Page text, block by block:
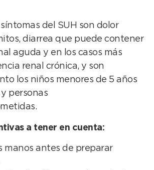
del SUH son dolor
diarrea que puede contener
aguda y en los casos más
renal crónica, y son
los niños menores de 5 años
personas
a tener en cuenta:
manos antes de preparar